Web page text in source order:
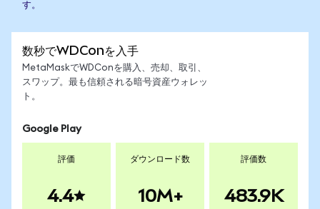
す。
数秒でWDConを入手
MetaMaskでWDConを購入、売却、取引、
スワップ。最も信頼される暗号資産ウォレッ
ト。
Google Play
評価
4.4
ダウンロード数
10M+
評価数
483.9K